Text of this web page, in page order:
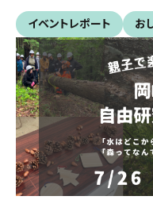
イベントレポート お